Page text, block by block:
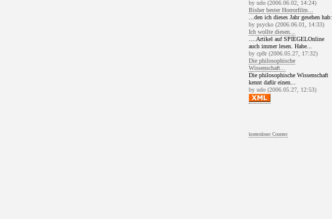
by udo (2006.06.02, 14:24)
Bisher bester Horrorfilm...
...den ich dieses Jahr gesehen hab:
by psycko (2006.06.01, 14:33)
Ich wollte diesen...
....Artikel auf SPIEGELOnline
auch immer lesen. Habe...
by cp8r (2006.05.27, 17:32)
Die philosophische
Wissenschaft...
Die philosophische Wissenschaft
kennt dafür einen...
by udo (2006.05.27, 12:53)
kostenloser Counter